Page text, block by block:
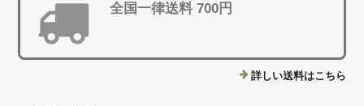
全国一律送料 700円
詳しい送料はこちら